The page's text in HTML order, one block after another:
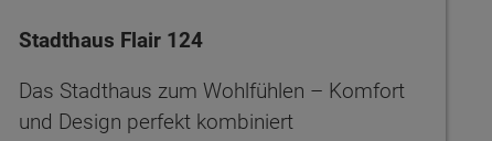
Stadthaus Flair 124
Das Stadthaus zum Wohlfühlen – Komfort
und Design perfekt kombiniert